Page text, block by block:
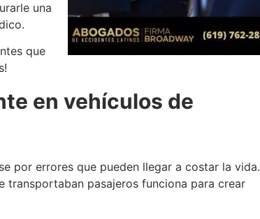
una
que
en vehículos de
por errores que pueden llegar a costar la vida.
transportaban pasajeros funciona para crear